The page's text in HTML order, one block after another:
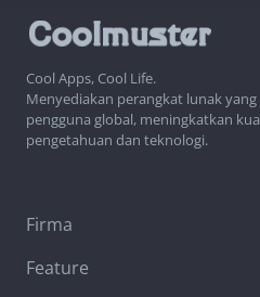
Cool Apps, Cool Life.
Menyediakan perangkat lunak
pengguna global, meningkatkan
pengetahuan dan teknologi.
Firma
Feature